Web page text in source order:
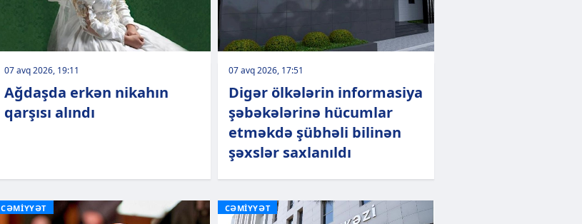
07 avq 2026, 19:11
Ağdaşda erkən nikahın
qarşısı alındı
07 avq 2026, 17:51
Digər ölkələrin informasiya
şəbəkələrinə hücumlar
etməkdə şübhəli bilinən
şəxslər saxlanıldı
CƏMİYYƏT CƏMİYYƏT